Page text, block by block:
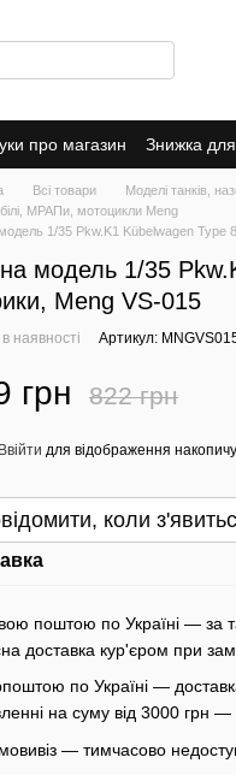
про магазин Знижка для
Всі товари Моделі танків,
МРАПи, мотоцикли Meng
1/35 Pkw.K1 Kübelwagen Type
модель 1/35
Meng VS-015
наявності Артикул:
грн 822 грн
Ввійти для відображення
коли
поштою по Україні — за
доставка кур'єром при
по Україні —
на суму від 3000 грн —
— тимчасово